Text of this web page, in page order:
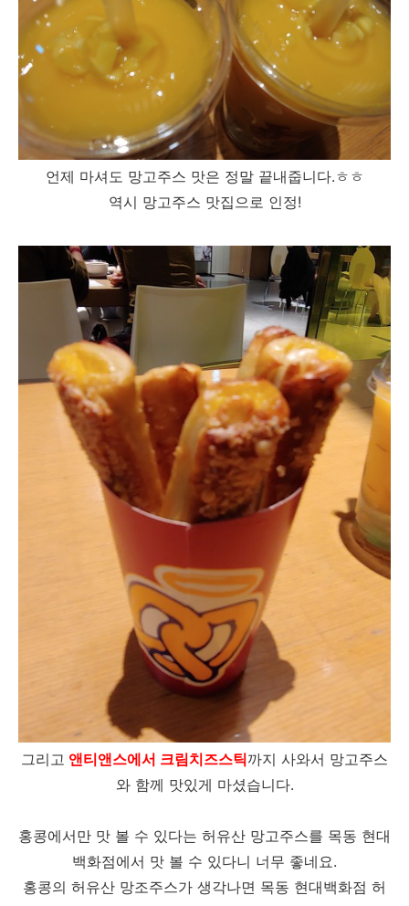
언제 마셔도 망고주스 맛은 정말 끝내줍니다.ㅎㅎ
역시 망고주스 맛집으로 인정!
그리고 앤티앤스에서 크림치즈스틱까지 사와서 망고주스
와 함께 맛있게 마셨습니다.
홍콩에서만 맛 볼 수 있다는 허유산 망고주스를 목동 현대
백화점에서 맛 볼 수 있다니 너무 좋네요.
홍콩의 허유산 망조주스가 생각나면 목동 현대백화점 허